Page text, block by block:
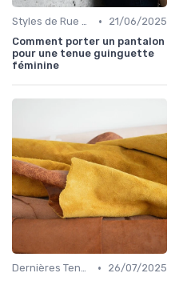
Styles de Rue et Looks du Moment •
21/06/2025
Comment porter un pantalon
pour une tenue guinguette
féminine
Dernières Tendances de Mode •
26/07/2025